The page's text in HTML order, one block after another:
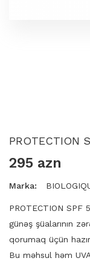
PROTECTION
295 azn
Marka:
PROTECTION
günəş şüalarının
qorumaq üçün
Bu məhsul həm